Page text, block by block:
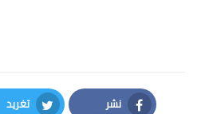
نشر تغريد